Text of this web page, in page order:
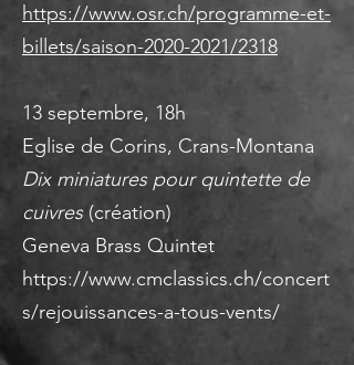
https://www.osr.ch/programme-et-
billets/saison-2020-2021/2318
13 septembre, 18h
Eglise de Corins, Crans-Montana
Dix miniatures pour quintette de
cuivres (création)
Geneva Brass Quintet
https://www.cmclassics.ch/concert
s/rejouissances-a-tous-vents/